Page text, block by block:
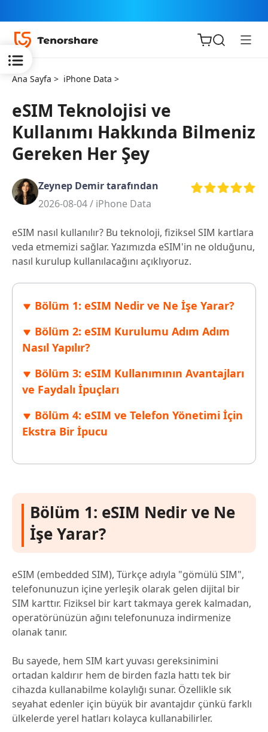
iOS için
ReiBoot
Tenorshare
PDNob
iAnyGo
Ana Sayfa > iPhone Data >
eSIM Teknolojisi ve
Kullanımı Hakkında Bilmeniz
Gereken Her Şey
Zeynep Demir tarafından
2026-08-04 / iPhone Data
eSIM nasıl kullanılır? Bu teknoloji, fiziksel SIM kartlara
veda etmemizi sağlar. Yazımızda eSIM'in ne olduğunu,
nasıl kurulup kullanılacağını açıklıyoruz.
Bölüm 1: eSIM Nedir ve Ne İşe Yarar?
Bölüm 2: eSIM Kurulumu Adım Adım
Nasıl Yapılır?
Bölüm 3: eSIM Kullanımının Avantajları
ve Faydalı İpuçları
Bölüm 4: eSIM ve Telefon Yönetimi İçin
Ekstra Bir İpucu
Bölüm 1: eSIM Nedir ve Ne
İşe Yarar?
eSIM (embedded SIM), Türkçe adıyla "gömülü SIM",
telefonunuzun içine yerleşik olarak gelen dijital bir
SIM karttır. Fiziksel bir kart takmaya gerek kalmadan,
operatörünüzün ağını telefonunuza indirmenize
olanak tanır.
Bu sayede, hem SIM kart yuvası gereksinimini
ortadan kaldırır hem de birden fazla hattı tek bir
cihazda kullanabilme kolaylığı sunar. Özellikle sık
seyahat edenler için büyük bir avantajdır çünkü farklı
ülkelerde yerel hatları kolayca kullanabilirler.